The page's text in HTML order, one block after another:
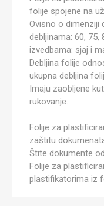
folije spojene na
Ovisno o dimenziji
debljinama: 60, 75,
izvedbama: sjaj i
Debljina folije
ukupna debljina
Imaju zaobljene
rukovanje.
Folije za
zaštitu
Štite dokumente
Folije za
plastifikatorima iz